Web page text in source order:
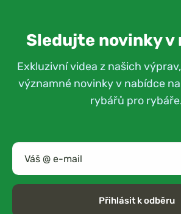
Sledujte novinky v
Exkluzivní videa z našich
významné novinky v nabídce
rybářů pro
Přihlásit k odběru